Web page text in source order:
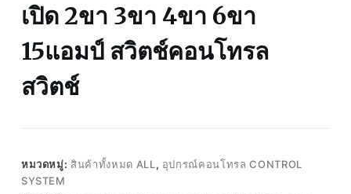
เปิด 2ขา 3ขา 4ขา 6ขา
15แอมป์ สวิตช์คอนโทรล
สวิตช์
หมวดหมู่: สินค้าทั้งหมด ALL, อุปกรณ์คอนโทรล CONTROL
SYSTEM